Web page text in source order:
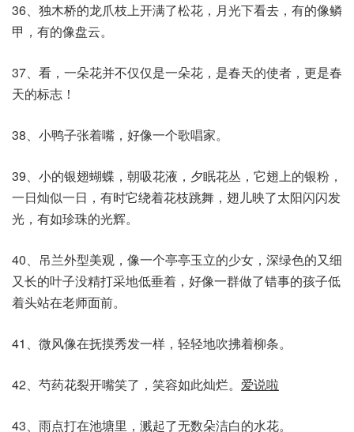
36、独木桥的龙爪枝上开满了松花，月光下看去，有的像鳞
甲，有的像盘云。
37、看，一朵花并不仅仅是一朵花，是春天的使者，更是春
天的标志！
38、小鸭子张着嘴，好像一个歌唱家。
39、小的银翅蝴蝶，朝吸花液，夕眠花丛，它翅上的银粉，
一日灿似一日，有时它绕着花枝跳舞，翅儿映了太阳闪闪发
光，有如珍珠的光辉。
40、吊兰外型美观，像一个亭亭玉立的少女，深绿色的又细
又长的叶子没精打采地低垂着，好像一群做了错事的孩子低
着头站在老师面前。
41、微风像在抚摸秀发一样，轻轻地吹拂着柳条。
42、芍药花裂开嘴笑了，笑容如此灿烂。 爱说啦
43、雨点打在池塘里，溅起了无数朵洁白的水花。